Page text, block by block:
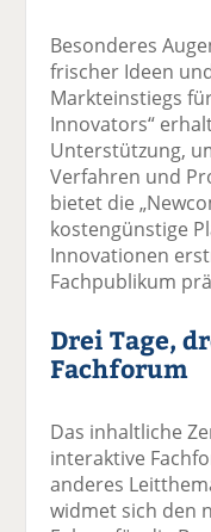
Besonderes
frischer Ideen
Markteinstiegs
Innovators“
Unterstützung,
Verfahren und
bietet die
kostengünstige
Innovationen
Fachpublikum
Drei Tage,
Fachforum
Das inhaltliche
interaktive
anderes
widmet sich den